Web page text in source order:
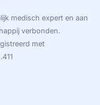
medisch expert en aan
verbonden.
met